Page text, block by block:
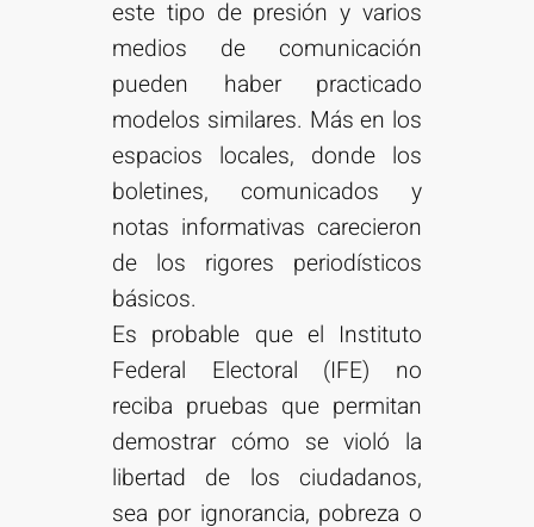
este tipo de presión y varios
medios de comunicación
pueden haber practicado
modelos similares. Más en los
espacios locales, donde los
boletines, comunicados y
notas informativas carecieron
de los rigores periodísticos
básicos.
Es probable que el Instituto
Federal Electoral (IFE) no
reciba pruebas que permitan
demostrar cómo se violó la
libertad de los ciudadanos,
sea por ignorancia, pobreza o